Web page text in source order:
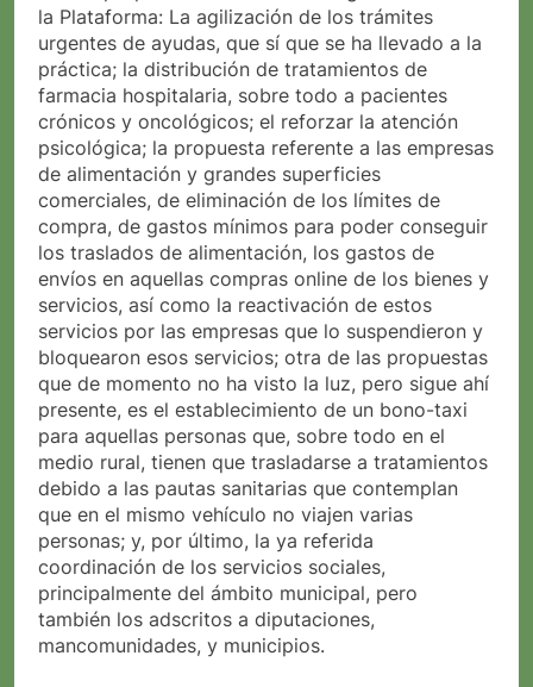
la Plataforma: La agilización de los trámites
urgentes de ayudas, que sí que se ha llevado a la
práctica; la distribución de tratamientos de
farmacia hospitalaria, sobre todo a pacientes
crónicos y oncológicos; el reforzar la atención
psicológica; la propuesta referente a las empresas
de alimentación y grandes superficies
comerciales, de eliminación de los límites de
compra, de gastos mínimos para poder conseguir
los traslados de alimentación, los gastos de
envíos en aquellas compras online de los bienes y
servicios, así como la reactivación de estos
servicios por las empresas que lo suspendieron y
bloquearon esos servicios; otra de las propuestas
que de momento no ha visto la luz, pero sigue ahí
presente, es el establecimiento de un bono-taxi
para aquellas personas que, sobre todo en el
medio rural, tienen que trasladarse a tratamientos
debido a las pautas sanitarias que contemplan
que en el mismo vehículo no viajen varias
personas; y, por último, la ya referida
coordinación de los servicios sociales,
principalmente del ámbito municipal, pero
también los adscritos a diputaciones,
mancomunidades, y municipios.